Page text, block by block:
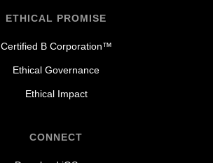
ETHICAL PROMISE
Certified B Corporation™
Ethical Governance
Ethical Impact
CONNECT